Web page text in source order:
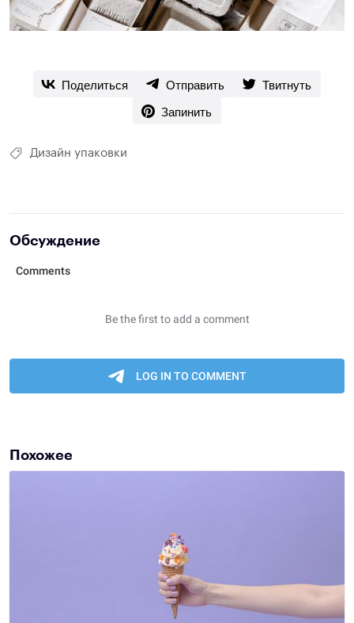
Поделиться Отправить
Твитнуть
Запинить
Дизайн упаковки
Обсуждение
Похожее